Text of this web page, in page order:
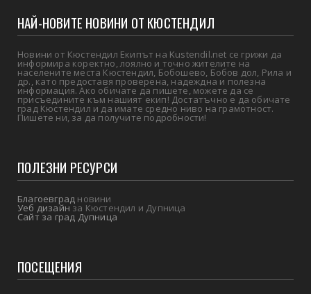
НАЙ-НОВИТЕ НОВИНИ ОТ КЮСТЕНДИЛ
Новини от Кюстендил Екипът на Kustendil.net се грижи да
информира коректно, лоялно и точно жителите на
населените места Кюстендил, Бобошево, Бобов дол, Рила и
др., като предоставя проверена, надеждна и полезна
информация. Ако обичате да пишете, можете да се
присъедините към нашият екип! Достатъчно е да обичате
град Кюстендил и да имате средно ниво на грамотност.
Пишете ни, за да получите подробности!
ПОЛЕЗНИ РЕСУРСИ
Благоевград новини
Уеб дизайнза Кюстендил и Дупница
Сайт за град Дупница
ПОСЕЩЕНИЯ